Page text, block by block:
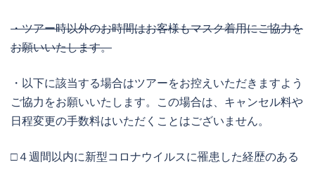
・ツアー時以外のお時間はお客様もマスク着用にご協力を
お願いいたします。
・以下に該当する場合はツアーをお控えいただきますよう
ご協力をお願いいたします。この場合は、キャンセル料や
日程変更の手数料はいただくことはございません。
□４週間以内に新型コロナウイルスに罹患した経歴のある